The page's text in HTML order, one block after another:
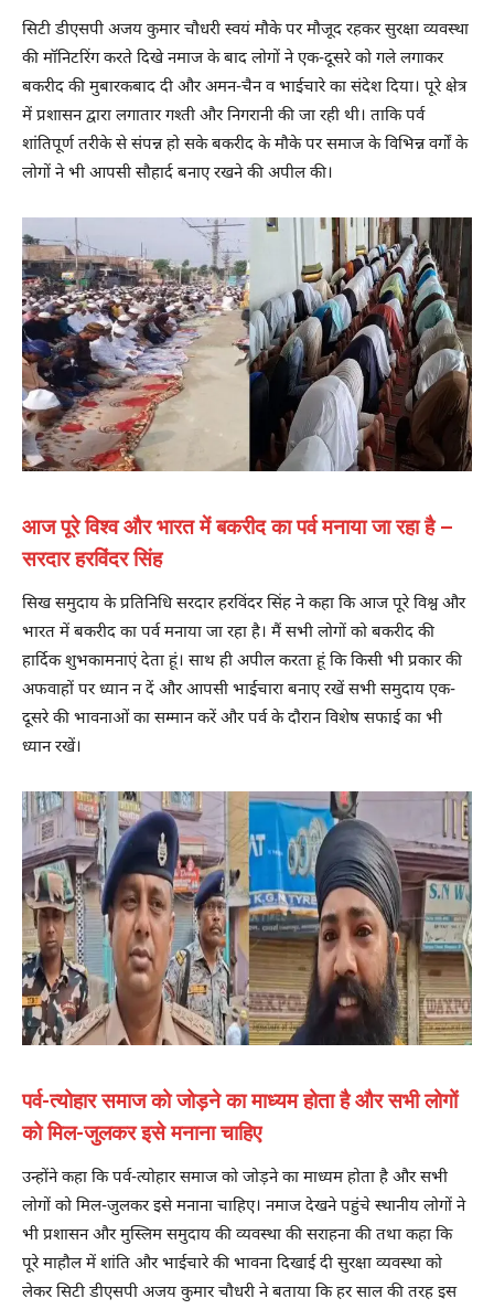
सिटी डीएसपी अजय कुमार चौधरी स्वयं मौके पर मौजूद रहकर सुरक्षा व्यवस्था
की मॉनिटरिंग करते दिखे नमाज के बाद लोगों ने एक-दूसरे को गले लगाकर
बकरीद की मुबारकबाद दी और अमन-चैन व भाईचारे का संदेश दिया। पूरे क्षेत्र
में प्रशासन द्वारा लगातार गश्ती और निगरानी की जा रही थी। ताकि पर्व
शांतिपूर्ण तरीके से संपन्न हो सके बकरीद के मौके पर समाज के विभिन्न वर्गों के
लोगों ने भी आपसी सौहार्द बनाए रखने की अपील की।
आज पूरे विश्व और भारत में बकरीद का पर्व मनाया जा रहा है –
सरदार हरविंदर सिंह
सिख समुदाय के प्रतिनिधि सरदार हरविंदर सिंह ने कहा कि आज पूरे विश्व और
भारत में बकरीद का पर्व मनाया जा रहा है। मैं सभी लोगों को बकरीद की
हार्दिक शुभकामनाएं देता हूं। साथ ही अपील करता हूं कि किसी भी प्रकार की
अफवाहों पर ध्यान न दें और आपसी भाईचारा बनाए रखें सभी समुदाय एक-
दूसरे की भावनाओं का सम्मान करें और पर्व के दौरान विशेष सफाई का भी
ध्यान रखें।
पर्व-त्योहार समाज को जोड़ने का माध्यम होता है और सभी लोगों
को मिल-जुलकर इसे मनाना चाहिए
उन्होंने कहा कि पर्व-त्योहार समाज को जोड़ने का माध्यम होता है और सभी
लोगों को मिल-जुलकर इसे मनाना चाहिए। नमाज देखने पहुंचे स्थानीय लोगों ने
भी प्रशासन और मुस्लिम समुदाय की व्यवस्था की सराहना की तथा कहा कि
पूरे माहौल में शांति और भाईचारे की भावना दिखाई दी सुरक्षा व्यवस्था को
लेकर सिटी डीएसपी अजय कुमार चौधरी ने बताया कि हर साल की तरह इस